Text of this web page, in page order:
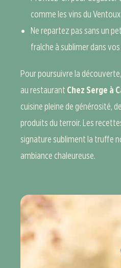
comme les vins du
Ne repartez pas sans un
fraîche à sublimer dans
Pour poursuivre la
au restaurant Chez Serge à
cuisine pleine de générosité,
produits du terroir. Les
signature subliment la truffe
ambiance chaleureuse.
#